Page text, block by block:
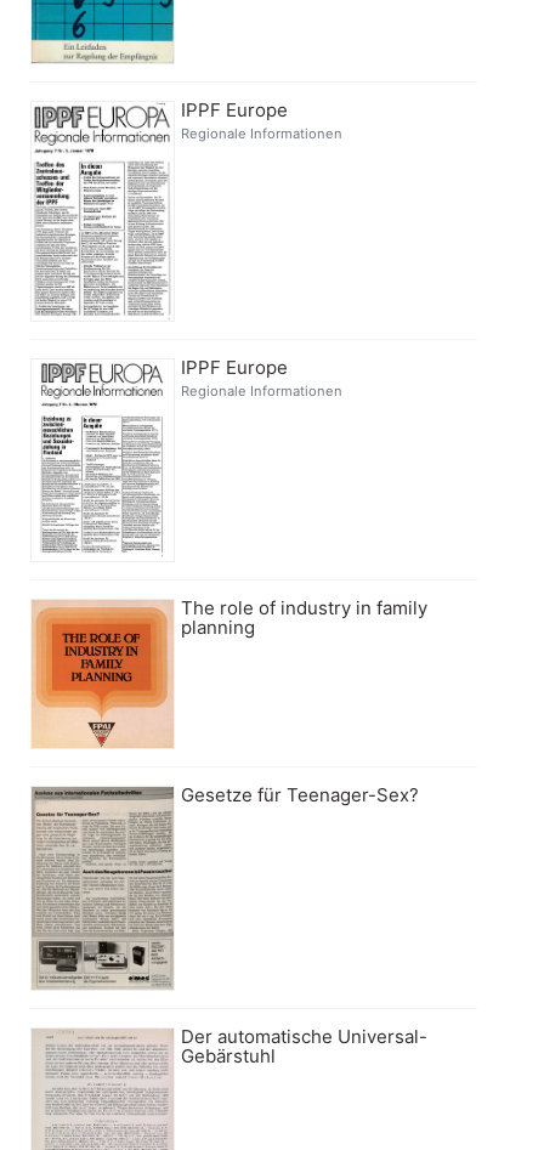
IPPF Europe
Regionale Informationen
IPPF Europe
Regionale Informationen
The role of industry in family
planning
Gesetze für Teenager-Sex?
Der automatische Universal-
Gebärstuhl